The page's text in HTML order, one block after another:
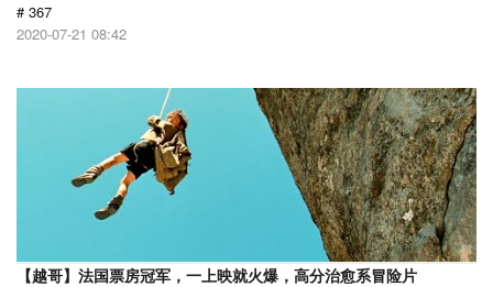
# 367
2020-07-21 08:42
【越哥】法国票房冠军，一上映就火爆，高分治愈系冒险片